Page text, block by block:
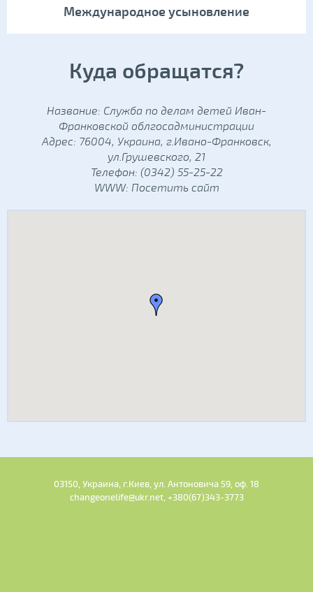
Международное усыновление
Куда обращатся?
Название: Служба по делам детей Иван-
Франковской облгосадминистрации
Адрес: 76004, Украина, г.Ивано-Франковск,
ул.Грушевского, 21
Телефон: (0342) 55-25-22
WWW: Посетить сайт
03150, Украина, г.Киев, ул. Антоновича 59, оф. 18
changeonelife@ukr.net, +380(67)343-3773